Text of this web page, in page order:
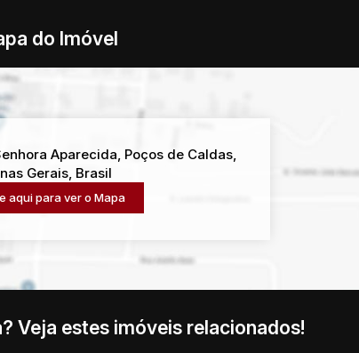
do Imóvel
Aparecida Poços de Caldas,
Gerais, Brasil
aqui para ver o Mapa
Veja estes imóveis relacionados!